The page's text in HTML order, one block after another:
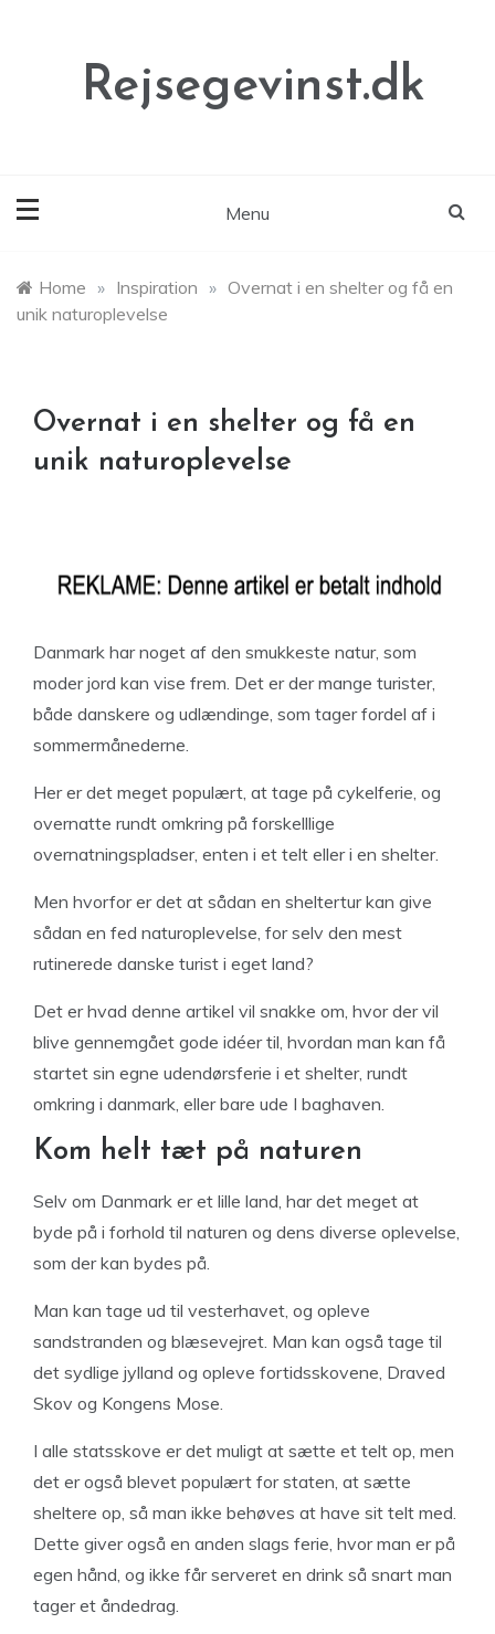
Rejsegevinst.dk
Menu
Home » Inspiration » Overnat i en shelter og få en
unik naturoplevelse
Overnat i en shelter og få en
unik naturoplevelse
Danmark har noget af den smukkeste natur, som
moder jord kan vise frem. Det er der mange turister,
både danskere og udlændinge, som tager fordel af i
sommermånederne.
Her er det meget populært, at tage på cykelferie, og
overnatte rundt omkring på forskelllige
overnatningspladser, enten i et telt eller i en shelter.
Men hvorfor er det at sådan en sheltertur kan give
sådan en fed naturoplevelse, for selv den mest
rutinerede danske turist i eget land?
Det er hvad denne artikel vil snakke om, hvor der vil
blive gennemgået gode idéer til, hvordan man kan få
startet sin egne udendørsferie i et shelter, rundt
omkring i danmark, eller bare ude I baghaven.
Kom helt tæt på naturen
Selv om Danmark er et lille land, har det meget at
byde på i forhold til naturen og dens diverse oplevelse,
som der kan bydes på.
Man kan tage ud til vesterhavet, og opleve
sandstranden og blæsevejret. Man kan også tage til
det sydlige jylland og opleve fortidsskovene, Draved
Skov og Kongens Mose.
I alle statsskove er det muligt at sætte et telt op, men
det er også blevet populært for staten, at sætte
sheltere op, så man ikke behøves at have sit telt med.
Dette giver også en anden slags ferie, hvor man er på
egen hånd, og ikke får serveret en drink så snart man
tager et åndedrag.